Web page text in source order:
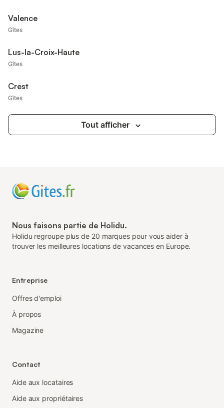
Valence
Gîtes
Lus-la-Croix-Haute
Gîtes
Crest
Gîtes
Tout afficher
Nous faisons partie de Holidu.
Holidu regroupe plus de 20 marques pour vous aider à
trouver les meilleures locations de vacances en Europe.
Entreprise
Offres d'emploi
À propos
Magazine
Contact
Aide aux locataires
Aide aux propriétaires